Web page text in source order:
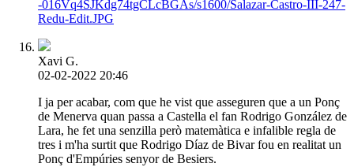
-016Vq4SJKdg74tgCLcBGAs/s1600/Salazar-Castro-III-247-
Redu-Edit.JPG
Xavi G.
02-02-2022 20:46
I ja per acabar, com que he vist que asseguren que a un Ponç
de Menerva quan passa a Castella el fan Rodrigo González de
Lara, he fet una senzilla però matemàtica e infalible regla de
tres i m'ha surtit que Rodrigo Díaz de Bivar fou en realitat un
Ponç d'Empúries senyor de Besiers.